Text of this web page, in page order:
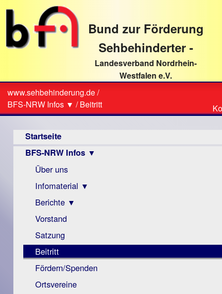
direkt
Textinhalt
Bund zur Förderung
Sehbehinderter -
Landesverband Nordrhein-
Westfalen e.V.
Sie
sind
hier
www.sehbehinderung.de/
BFS-NRW Infos ▼ /Beitritt
Startseite
BFS-NRW Infos ▼
Über uns
Infomaterial ▼
Visus
Zeitschrift
Monokular
Mac
Instagram-
Links
Berichte ▼
Archiv
Berichte
Vorstand
Satzung
Beitritt
Fördern/Spenden
Ortsvereine